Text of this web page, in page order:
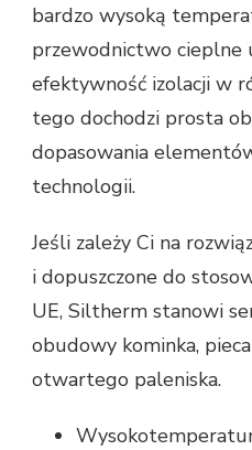
bardzo wysoką
przewodnictwo cieplne
efektywność izolacji w
tego dochodzi prosta
dopasowania
technologii.
Jeśli zależy Ci na
i dopuszczone do
UE, Siltherm stanowi
obudowy kominka,
otwartego paleniska.